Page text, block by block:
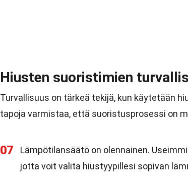
Hiusten suoristimien
Turvallisuus on tärkeä tekijä, kun käytetään
tapoja varmistaa, että suoristusprosessi on
07
Lämpötilansäätö on olennainen.
jotta voit valita hiustyypillesi sopivan